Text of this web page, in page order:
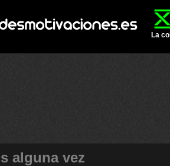
La
alguna vez